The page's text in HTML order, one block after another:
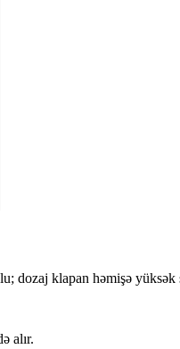
klapan həmişə
alır.